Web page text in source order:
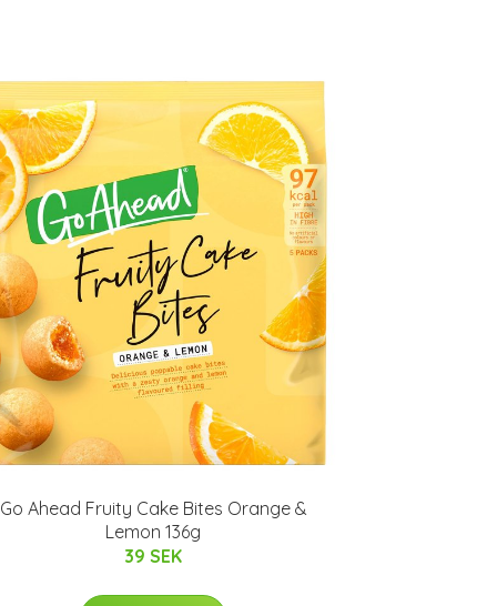
Go Ahead Fruity Cake Bites Orange &
Lemon 136g
39 SEK